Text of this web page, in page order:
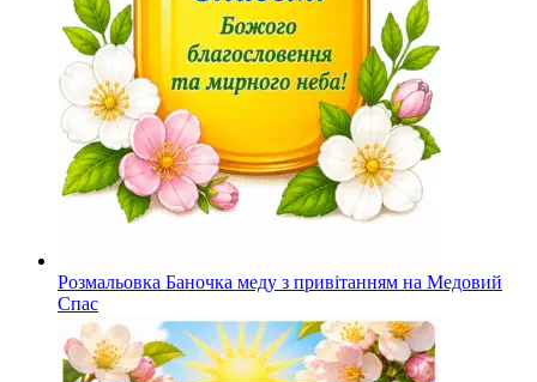
Розмальовка Баночка меду з привітанням на Медовий
Спас